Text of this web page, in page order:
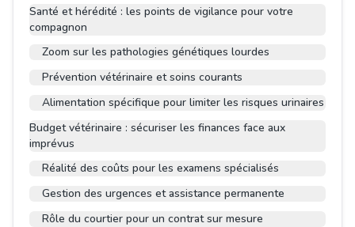
Santé et hérédité : les points de vigilance pour votre
compagnon
Zoom sur les pathologies génétiques lourdes
Prévention vétérinaire et soins courants
Alimentation spécifique pour limiter les risques urinaires
Budget vétérinaire : sécuriser les finances face aux
imprévus
Réalité des coûts pour les examens spécialisés
Gestion des urgences et assistance permanente
Rôle du courtier pour un contrat sur mesure